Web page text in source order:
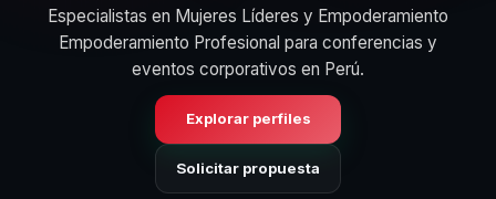
Especialistas en Mujeres Líderes y Empoderamiento
Empoderamiento Profesional para conferencias y
eventos corporativos en Perú.
Explorar perfiles
Solicitar propuesta